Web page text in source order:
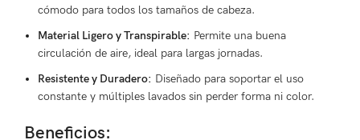
cómodo para todos los tamaños de cabeza.
Material Ligero y Transpirable: Permite una buena
circulación de aire, ideal para largas jornadas.
Resistente y Duradero: Diseñado para soportar el uso
constante y múltiples lavados sin perder forma ni color.
Beneficios: